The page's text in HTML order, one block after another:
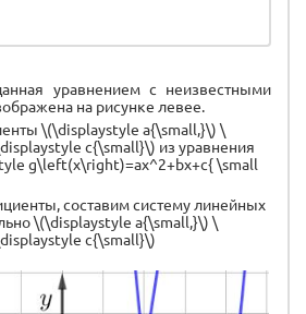
уравнением с неизвестными
на рисунке левее.
\(\displaystyle a{\small,}\) \
c{\small}\) из уравнения
g\left(x\right)=ax^2+bx+c{ \small
составим систему линейных
\(\displaystyle a{\small,}\) \
c{\small}\)